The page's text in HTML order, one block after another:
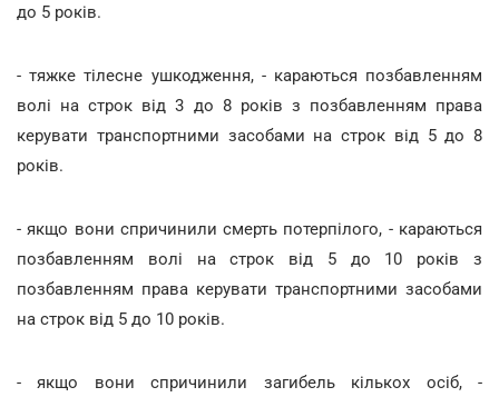
до 5 років.
- тяжке тілесне ушкодження, - караються позбавленням
волі на строк від 3 до 8 років з позбавленням права
керувати транспортними засобами на строк від 5 до 8
років.
- якщо вони спричинили смерть потерпілого, - караються
позбавленням волі на строк від 5 до 10 років з
позбавленням права керувати транспортними засобами
на строк від 5 до 10 років.
- якщо вони спричинили загибель кількох осіб, -